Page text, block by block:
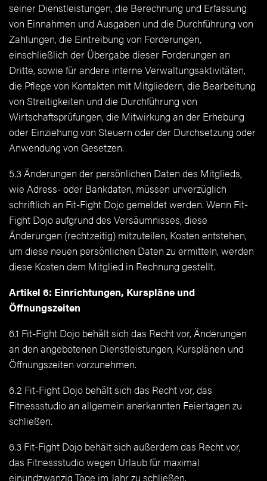
seiner Dienstleistungen, die Berechnung und Erfassung
von Einnahmen und Ausgaben und die Durchführung von
Zahlungen, die Eintreibung von Forderungen,
einschließlich der Übergabe dieser Forderungen an
Dritte, sowie für andere interne Verwaltungsaktivitäten,
die Pflege von Kontakten mit Mitgliedern, die Bearbeitung
von Streitigkeiten und die Durchführung von
Wirtschaftsprüfungen, die Mitwirkung an der Erhebung
oder Einziehung von Steuern oder der Durchsetzung oder
Anwendung von Gesetzen.
5.3 Änderungen der persönlichen Daten des Mitglieds,
wie Adress- oder Bankdaten, müssen unverzüglich
schriftlich an Fit-Fight Dojo gemeldet werden. Wenn Fit-
Fight Dojo aufgrund des Versäumnisses, diese
Änderungen (rechtzeitig) mitzuteilen, Kosten entstehen,
um diese neuen persönlichen Daten zu ermitteln, werden
diese Kosten dem Mitglied in Rechnung gestellt.
Artikel 6: Einrichtungen, Kurspläne und
Öffnungszeiten
6.1 Fit-Fight Dojo behält sich das Recht vor, Änderungen
an den angebotenen Dienstleistungen, Kursplänen und
Öffnungszeiten vorzunehmen.
6.2 Fit-Fight Dojo behält sich das Recht vor, das
Fitnessstudio an allgemein anerkannten Feiertagen zu
schließen.
6.3 Fit-Fight Dojo behält sich außerdem das Recht vor,
das Fitnessstudio wegen Urlaub für maximal
einundzwanzig Tage im Jahr zu schließen.